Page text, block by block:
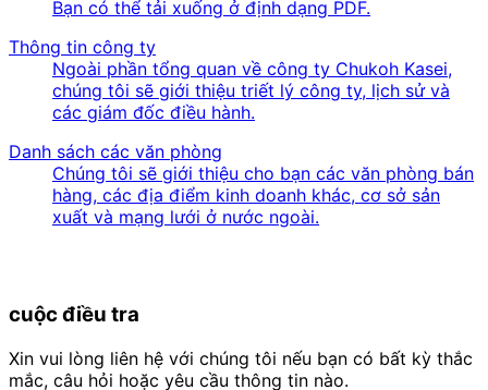
Bạn có thể tải xuống ở định dạng PDF.
Thông tin công ty
Ngoài phần tổng quan về công ty Chukoh Kasei,
chúng tôi sẽ giới thiệu triết lý công ty, lịch sử và
các giám đốc điều hành.
Danh sách các văn phòng
Chúng tôi sẽ giới thiệu cho bạn các văn phòng bán
hàng, các địa điểm kinh doanh khác, cơ sở sản
xuất và mạng lưới ở nước ngoài.
cuộc điều tra
Xin vui lòng liên hệ với chúng tôi nếu bạn có bất kỳ thắc
mắc, câu hỏi hoặc yêu cầu thông tin nào.